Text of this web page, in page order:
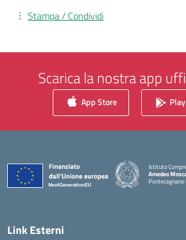
Stampa / Condividi
Scarica la nostra app
App Store
Istituto
Amedeo
Pontecagnano
— Visita la
Link Esterni